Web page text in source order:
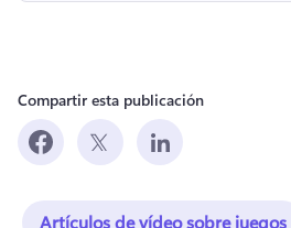
Compartir esta publicación
Artículos de vídeo sobre juegos